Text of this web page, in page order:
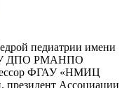
педиатрии имени
ДПО РМАНПО
ФГАУ «НМИЦ
президент Ассоциации